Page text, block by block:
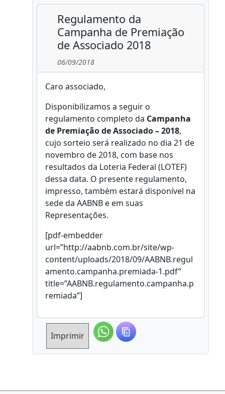
Regulamento da
Campanha de Premiação
de Associado 2018
06/09/2018
Caro associado,
Disponibilizamos a seguir o
regulamento completo da Campanha
de Premiação de Associado – 2018,
cujo sorteio será realizado no dia 21 de
novembro de 2018, com base nos
resultados da Loteria Federal (LOTEF)
dessa data. O presente regulamento,
impresso, também estará disponível na
sede da AABNB e em suas
Representações.
[pdf-embedder
url=”http://aabnb.com.br/site/wp-
content/uploads/2018/09/AABNB.regul
amento.campanha.premiada-1.pdf”
title=”AABNB.regulamento.campanha.p
remiada”]
Imprimir